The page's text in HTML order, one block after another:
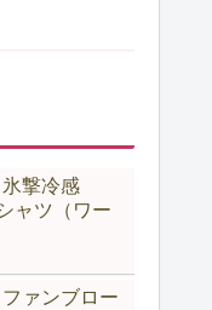
氷撃冷感
ャツ（ワー
ファンブロー